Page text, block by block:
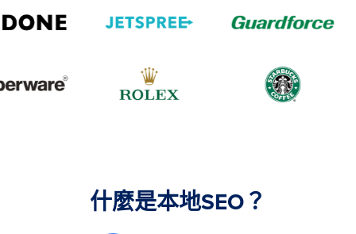
什麼是本地SEO？